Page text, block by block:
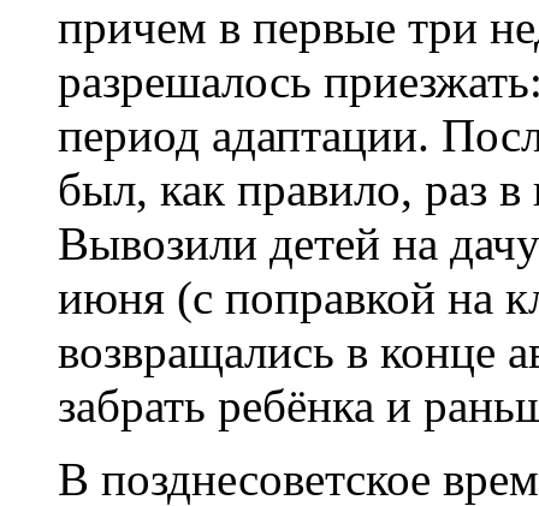
причем в первые три
разрешалось
период адаптации.
был, как правило, раз
Вывозили детей на
июня (с поправкой на
возвращались в конце
забрать ребёнка и
В позднесоветское